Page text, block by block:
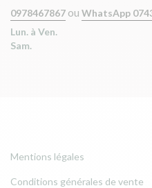
0978467867 ou WhatsApp
Lun. à Ven.
Sam.
Mentions légales
Conditions générales de vente